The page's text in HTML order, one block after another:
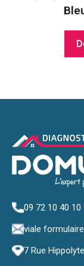
09 72 10 40 10
viale
7 Rue